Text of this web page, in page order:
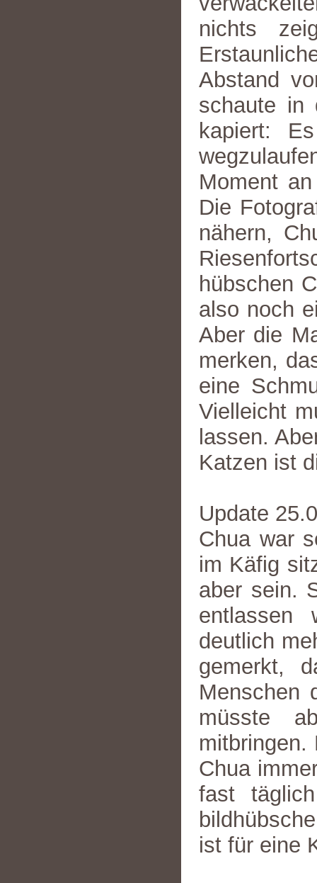
nichts
Abstand
schaute in
kapiert:
Moment
Die
nähern,
hübschen
also noch
Aber die
merken,
eine
Vielleicht
lassen.
Katzen ist
Update
Chua war
im Käfig
aber sein.
deutlich
gemerkt,
Menschen
müsste
mitbringen.
Chua
fast
ist für eine